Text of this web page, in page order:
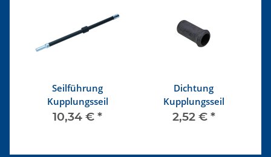
Seilführung
Kupplungsseil
10,34 € *
Dichtung
Kupplungsseil
2,52 € *